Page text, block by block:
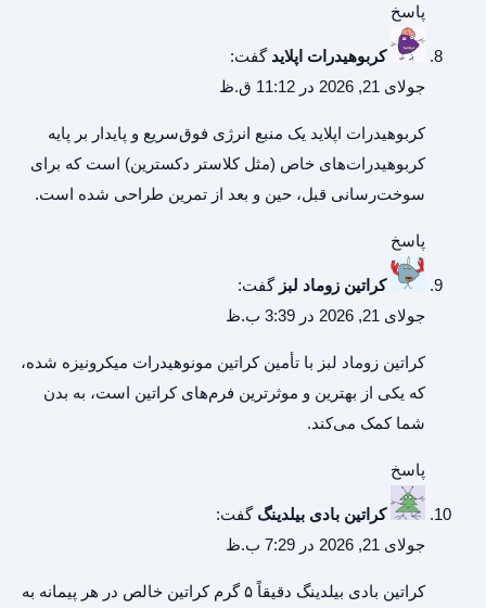
پاسخ
کربوهیدرات اپلاید گفت:
جولای 21, 2026 در 11:12 ق.ظ
کربوهیدرات اپلاید یک منبع انرژی فوق‌سریع و پایدار بر پایه
کربوهیدرات‌های خاص (مثل کلاستر دکسترین) است که برای
سوخت‌رسانی قبل، حین و بعد از تمرین طراحی شده است.
پاسخ
کراتین زوماد لبز گفت:
جولای 21, 2026 در 3:39 ب.ظ
کراتین زوماد لبز با تأمین کراتین مونوهیدرات میکرونیزه شده،
که یکی از بهترین و موثرترین فرم‌های کراتین است، به بدن
شما کمک می‌کند.
پاسخ
کراتین بادی بیلدینگ گفت:
جولای 21, 2026 در 7:29 ب.ظ
کراتین بادی بیلدینگ
دقیقاً ۵ گرم کراتین خالص در هر پیمانه به